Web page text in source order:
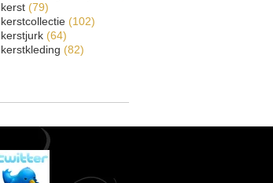
kerst (79)
kerstcollectie (102)
kerstjurk (64)
kerstkleding (82)